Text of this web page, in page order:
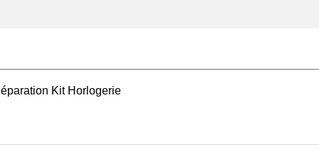
plastique vert
du verre avant ou
Kit Horlogerie